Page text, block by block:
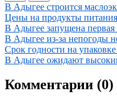
Иллюстрация новости
В Адыгее строится
Иллюстрация новости
Цены на продукты
Иллюстрация новости
В Адыгее запущена
Иллюстрация новости
В Адыгее из-за непогоды
Иллюстрация новости
Срок годности на
Иллюстрация новости
В Адыгее ожидают
Комментарии (0)